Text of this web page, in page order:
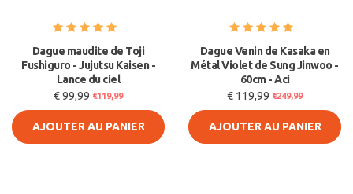
Dague maudite de Toji
Fushiguro - Jujutsu Kaisen -
Lance du ciel
€ 99,99 €119,99
AJOUTER AU PANIER
Dague Venin de Kasaka en
Métal Violet de Sung Jinwoo -
60cm - Aci
€ 119,99 €249,99
AJOUTER AU PANIER